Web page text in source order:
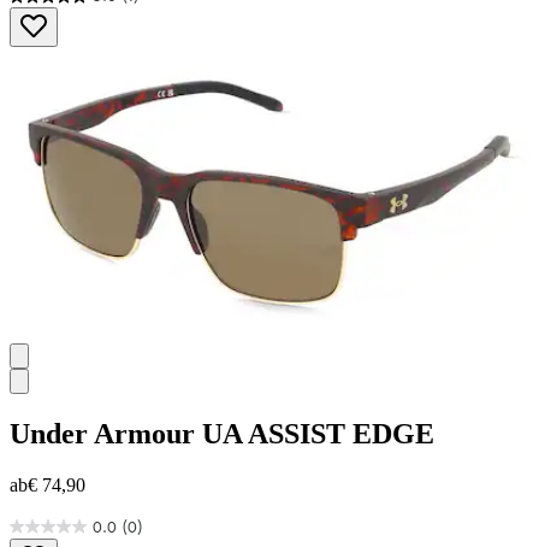
5.0
von
5
Bewertung
Under Armour UA ASSIST EDGE
ab€ 74,90
0.0 (0)
0.0